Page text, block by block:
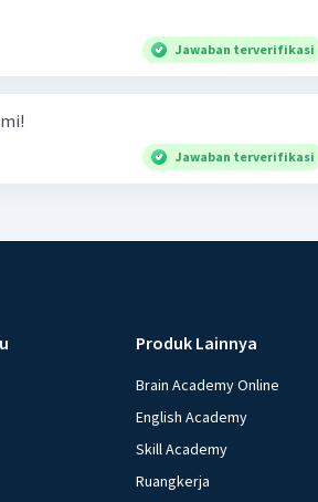
Jawaban terverifikasi
Jawaban terverifikasi
Produk Lainnya
Brain Academy Online
English Academy
Skill Academy
Ruangkerja